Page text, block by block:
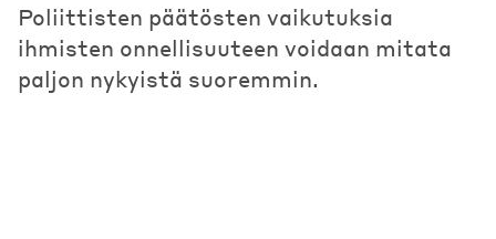
Poliittisten päätösten vaikutuksia
ihmisten onnellisuuteen voidaan mitata
paljon nykyistä suoremmin.